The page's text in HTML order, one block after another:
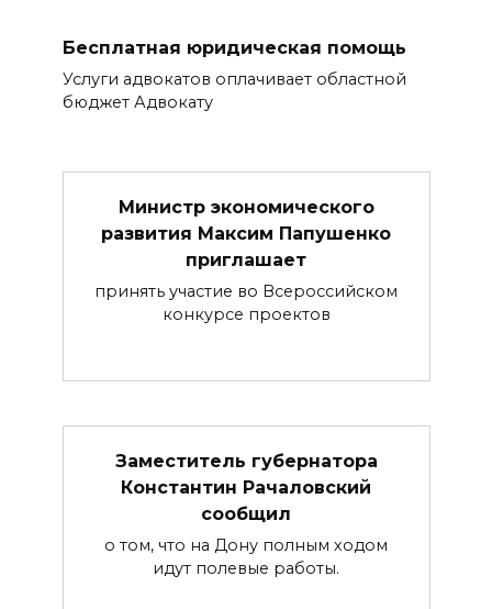
Бесплатная юридическая помощь
Услуги адвокатов оплачивает областной
бюджет Адвокату
Министр экономического
развития Максим Папушенко
приглашает
принять участие во Всероссийском
конкурсе проектов
Заместитель губернатора
Константин Рачаловский
сообщил
о том, что на Дону полным ходом
идут полевые работы.